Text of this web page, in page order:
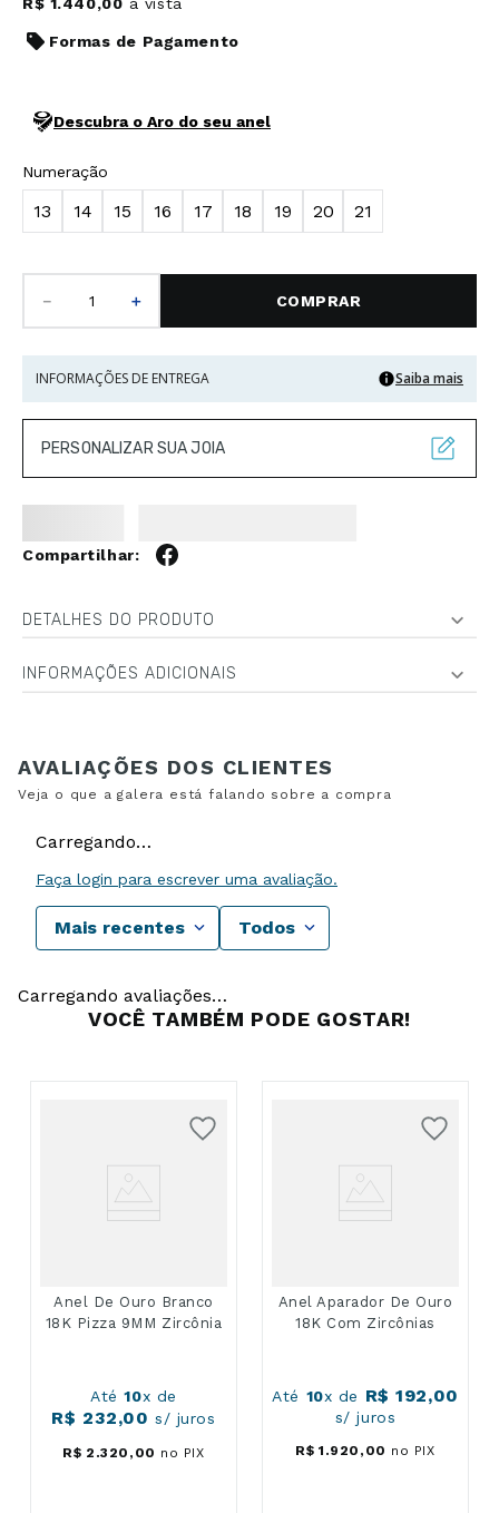
Formas de Pagamento
Descubra o Aro do seu anel
Numeração
13 14 15 16 17 18 19 20 21
＋
－ COMPRAR
INFORMAÇÕES DE ENTREGA Saiba mais
PERSONALIZAR SUA JOIA
DETALHES DO PRODUTO
INFORMAÇÕES ADICIONAIS
Carregando…
Faça login para escrever uma avaliação.
Mais recentes Todos
Carregando avaliações…
VOCÊ TAMBÉM PODE GOSTAR!
Anel De Ouro Branco
18K Pizza 9MM Zircônia
Até10x de
R$ 232,00 s/ juros
R$ 2 .320 , 00 no PIX
Anel Aparador De Ouro
18K Com Zircônias
Até 10x de R$ 192,00
s/ juros
R$ 1 .920 , 00 no PIX